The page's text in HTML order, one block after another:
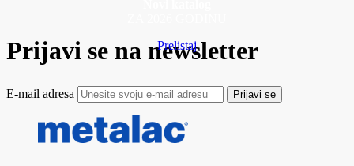
Prelistaj
Prijavi se na newsletter
E-mail adresa Prijavi se